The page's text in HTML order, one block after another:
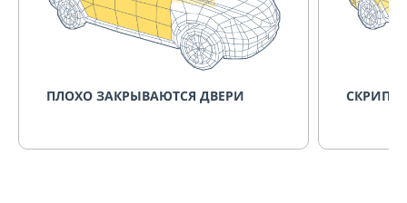
ПЛОХО ЗАКРЫВАЮТСЯ ДВЕРИ